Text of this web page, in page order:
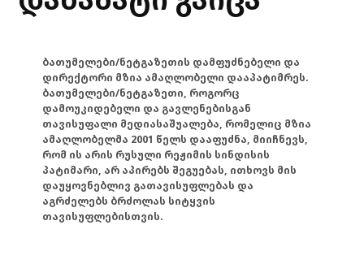
ბათუმელები/ნეტგაზეთის დამფუძნებელი და
დირექტორი მზია ამაღლობელი დააპატიმრეს.
ბათუმელები/ნეტგაზეთი, როგორც
დამოუკიდებელი და გავლენებისგან
თავისუფალი მედიასაშუალება, რომელიც მზია
ამაღლობელმა 2001 წელს დააფუძნა, მიიჩნევს,
რომ ის არის რუსული რეჟიმის სინდისის
პატიმარი, არ აპირებს შეგუებას, ითხოვს მის
დაუყოვნებლივ გათავისუფლებას და
აგრძელებს ბრძოლას სიტყვის
თავისუფლებისთვის.